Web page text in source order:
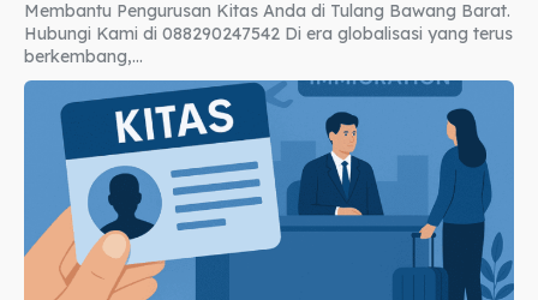
Membantu Pengurusan Kitas Anda di Tulang Bawang Barat.
Hubungi Kami di 088290247542 Di era globalisasi yang terus
berkembang,...